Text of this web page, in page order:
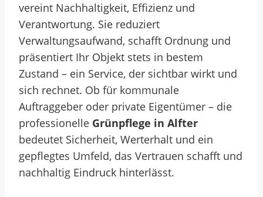
vereint Nachhaltigkeit, Effizienz und
Verantwortung. Sie reduziert
Verwaltungsaufwand, schafft Ordnung und
präsentiert Ihr Objekt stets in bestem
Zustand – ein Service, der sichtbar wirkt und
sich rechnet. Ob für kommunale
Auftraggeber oder private Eigentümer – die
professionelle Grünpflege in Alfter
bedeutet Sicherheit, Werterhalt und ein
gepflegtes Umfeld, das Vertrauen schafft und
nachhaltig Eindruck hinterlässt.